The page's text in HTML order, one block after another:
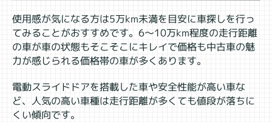
使用感が気になる方は5万km未満を目安に車探しを行っ
てみることがおすすめです。6～10万km程度の走行距離
の車が車の状態もそこそこにキレイで価格も中古車の魅
力が感じられる価格帯の車が多くあります。
電動スライドドアを搭載した車や安全性能が高い車な
ど、人気の高い車種は走行距離が多くても値段が落ちに
くい傾向です。